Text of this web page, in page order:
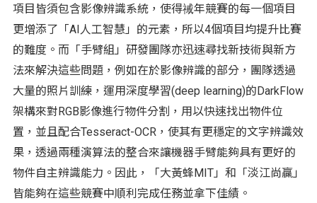
項目皆須包含影像辨識系統，使得祴年競賽的每一個項目
更增添了「AI人工智慧」的元素，所以4個項目均提升比賽
的難度。而「手臂組」研發團隊亦迅速尋找新技術與新方
法來解決這些問題，例如在於影像辨識的部分，團隊透過
大量的照片訓練，運用深度學習(deep learning)的DarkFlow
架構來對RGB影像進行物件分割，用以快速找出物件位
置，並且配合Tesseract-OCR，使其有更穩定的文字辨識效
果，透過兩種演算法的整合來讓機器手臂能夠具有更好的
物件自主辨識能力。因此，「大黃蜂MIT」和「淡江尚贏」
皆能夠在這些競賽中順利完成任務並拿下佳績。